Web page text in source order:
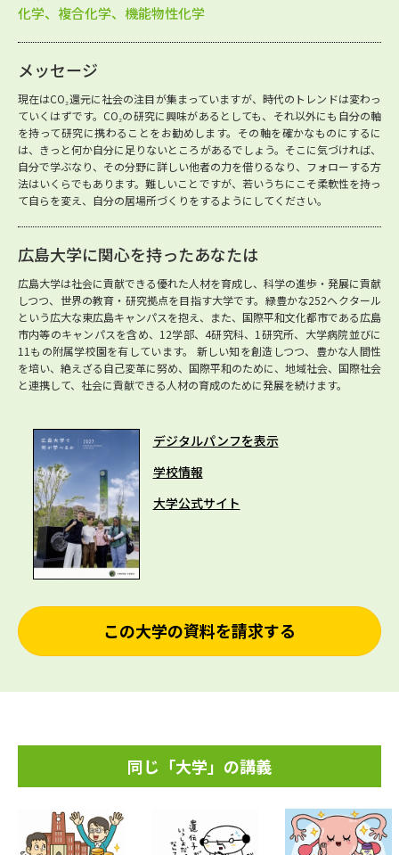
化学、複合化学、機能物性化学
メッセージ
現在はCO₂還元に社会の注目が集まっていますが、時代のトレンドは変わっ
ていくはずです。CO₂の研究に興味があるとしても、それ以外にも自分の軸
を持って研究に携わることをお勧めします。その軸を確かなものにするに
は、きっと何か自分に足りないところがあるでしょう。そこに気づければ、
自分で学ぶなり、その分野に詳しい他者の力を借りるなり、フォローする方
法はいくらでもあります。難しいことですが、若いうちにこそ柔軟性を持っ
て自らを変え、自分の居場所づくりをするようにしてください。
広島大学に関心を持ったあなたは
広島大学は社会に貢献できる優れた人材を育成し、科学の進歩・発展に貢献
しつつ、世界の教育・研究拠点を目指す大学です。緑豊かな252ヘクタール
という広大な東広島キャンパスを抱え、また、国際平和文化都市である広島
市内等のキャンパスを含め、12学部、4研究科、1研究所、大学病院並びに
11もの附属学校園を有しています。 新しい知を創造しつつ、豊かな人間性
を培い、絶えざる自己変革に努め、国際平和のために、地域社会、国際社会
と連携して、社会に貢献できる人材の育成のために発展を続けます。
デジタルパンフを表示
学校情報
大学公式サイト
この大学の資料を請求する
同じ「大学」の講義